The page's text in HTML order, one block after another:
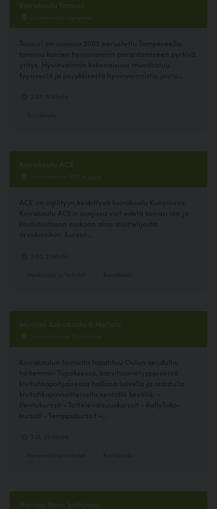
Koirakoulu Tassuri
Linnainmaa, Tampere
Tassuri on vuonna 2005 perustettu Tampereella
toimiva koirien hyvinvoinnin parantamiseen pyrkivä
yritys. Hyvinvoinnin kokonaisuus muodostuu
fyysisestä ja psyykkisestä hyvinvoinnista, josta...
Koirakoulu ACE
Kurkimäentie 1130, Kuopio
ACE on agilityyn keskittyvä koirakoulu Kuopiossa.
Koirakoulu ACE:n suojissa voit edetä koirasi iän ja
koulutustason mukaan aina aloittelijasta
arvokisoihin. Kurssit...
Minnan Koirakoulu & Hoitola
Järvenpääntie 71, Liminka
Koirakoulun toiminta tapahtuu Oulun seudulla,
tarkemmin Tupoksessa, kasvihuonetyyppisessä
kivituhkapohjaisessa hallissa talvella ja aidatulla
kivituhkapinnoitteisella kentällä kesällä. -
Pentukurssit - Tottelevaisuuskurssit - RallyToko-
kurssit - Temppukurssit -...
Hieroja Anne Juntunen